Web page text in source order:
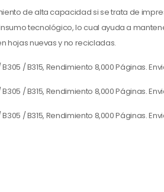
de alta capacidad si se trata de
tecnológico, lo cual ayuda a
hojas nuevas y no recicladas.